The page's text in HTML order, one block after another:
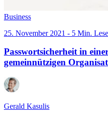
Business
25. November 2021 - 5 Min.
Passwortsicherheit in
gemeinnützigen
Gerald Kasulis